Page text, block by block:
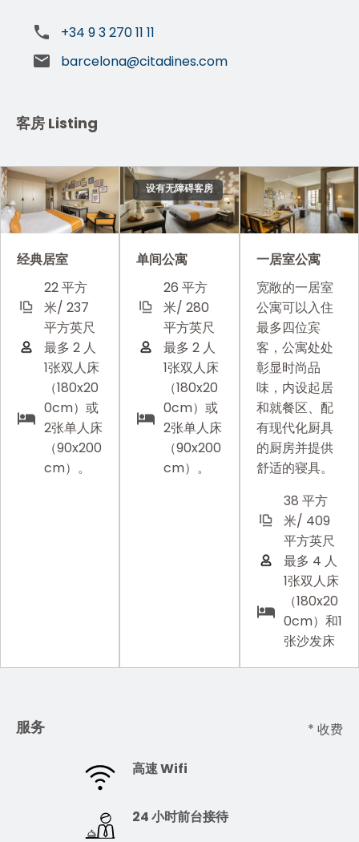
+34 9 3 270 11 11
barcelona@citadines.com
客房 Listing
经典居室
22 平方
米/ 237
平方英尺
最多 2 人
1张双人床
（180x20
0cm）或
2张单人床
（90x200
cm）。
设有无障碍客房
单间公寓
26 平方
米/ 280
平方英尺
最多 2 人
1张双人床
（180x20
0cm）或
2张单人床
（90x200
cm）。
一居室公寓
宽敞的一居室
公寓可以入住
最多四位宾
客，公寓处处
彰显时尚品
味，内设起居
和就餐区、配
有现代化厨具
的厨房并提供
舒适的寝具。
38 平方
米/ 409
平方英尺
最多 4 人
1张双人床
（180x20
0cm）和1
张沙发床
服务 * 收费
高速 Wifi
24 小时前台接待